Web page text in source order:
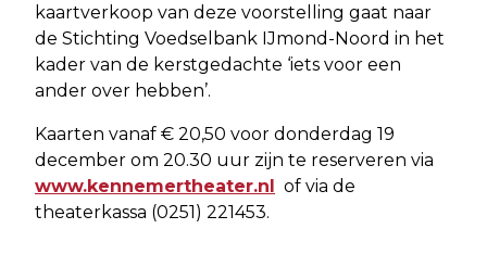
kaartverkoop van deze voorstelling gaat naar
de Stichting Voedselbank IJmond-Noord in het
kader van de kerstgedachte ‘iets voor een
ander over hebben’.
Kaarten vanaf € 20,50 voor donderdag 19
december om 20.30 uur zijn te reserveren via
www.kennemertheater.nl of via de
theaterkassa (0251) 221453.